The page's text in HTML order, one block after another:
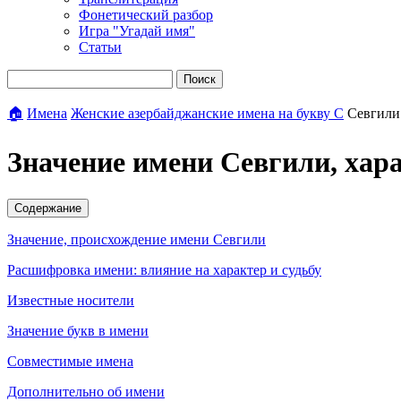
Фонетический разбор
Игра "Угадай имя"
Статьи
Поиск
🏠 Имена Женские азербайджанские имена на букву С Севгили
Значение имени Севгили,
Содержание
Значение, происхождение имени Севгили
Расшифровка имени: влияние на характер и судьбу
Известные носители
Значение букв в имени
Совместимые имена
Дополнительно об имени